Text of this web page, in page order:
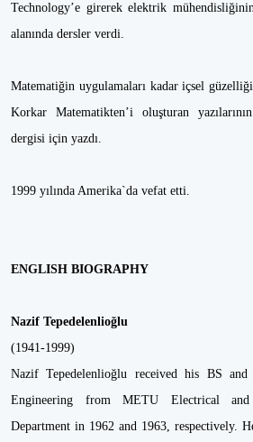
Technology’e girerek elektrik
alanında dersler verdi.
Matematiğin uygulamaları kadar içsel
Korkar Matematikten’i oluşturan
dergisi için yazdı.
1999 yılında Amerika`da vefat etti.
ENGLISH BIOGRAPHY
Nazif Tepedelenlioğlu
(1941-1999)
Nazif Tepedelenlioğlu received his BS
Engineering from METU Electrical and
Department in 1962 and 1963, respectively.